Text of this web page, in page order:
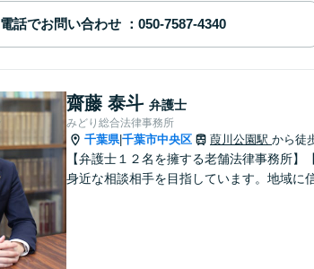
電話でお問い合わせ
齋藤 泰斗 弁護士
みどり総合法律事務所
千葉県|千葉市中央区 葭川公園駅 から徒
【弁護士１２名を擁する老舗法律事務所
身近な相談相手を目指しています。地域に